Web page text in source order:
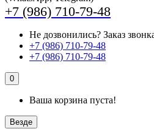
+7 (986) 710-79-48
Не дозвонились? Заказ
+7 (986) 710-79-48
+7 (986) 710-79-48
0
Ваша корзина пуста!
Везде